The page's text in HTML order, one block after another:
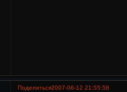
Поделиться2007-06-12 21:55:58